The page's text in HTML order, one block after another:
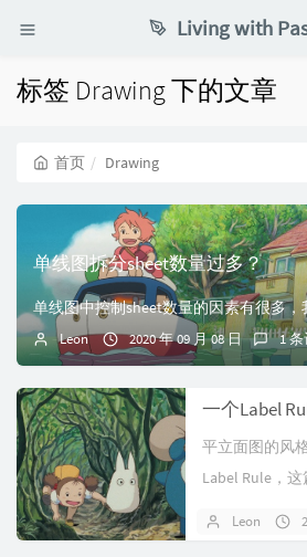
Living with
标签 Drawing 下的文章
首页 Drawing
单线图拆分sheet数量过多？
Leon 2020 年 09 月 08 日 1
平立面图的风
Label Rule，
Leon